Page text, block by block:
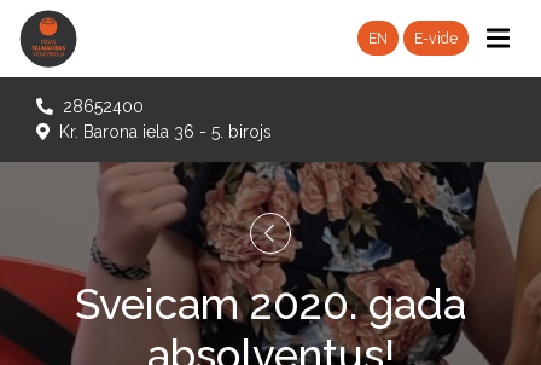
EN E-vide
28652400
Kr. Barona iela 36 - 5. birojs
Sveicam 2020. gada
absolventus!